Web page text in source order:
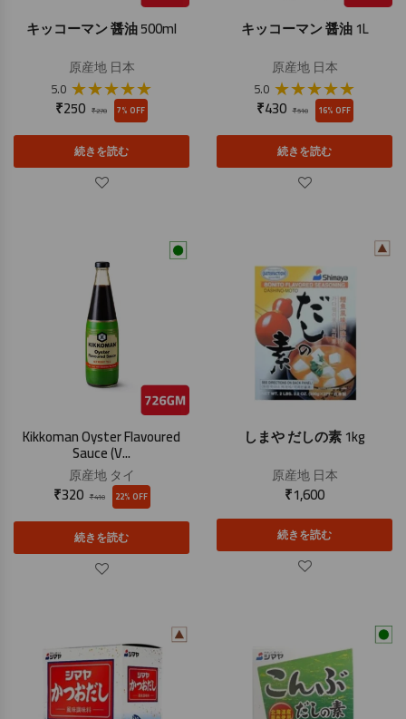
キッコーマン 醤油 500ml
原産地日本
5.0 ★★★★★
₹270
₹250 7% OFF
続きを読む
キッコーマン 醤油 1L
原産地日本
5.0 ★★★★★
₹510
₹430 16% OFF
続きを読む
Kikkoman Oyster Flavoured
Sauce (V...
原産地タイ
₹410
₹320 22% OFF
続きを読む
しまや だしの素 1kg
原産地日本
₹1,600
続きを読む